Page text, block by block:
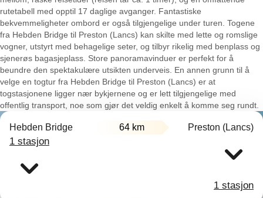
rutetabell med opptil 17 daglige avganger. Fantastiske
bekvemmeligheter ombord er også tilgjengelige under turen. Togene
fra Hebden Bridge til Preston (Lancs) kan skilte med lette og romslige
vogner, utstyrt med behagelige seter, og tilbyr rikelig med benplass og
sjenerøs bagasjeplass. Store panoramavinduer er perfekt for å
beundre den spektakulære utsikten underveis. En annen grunn til å
velge en togtur fra Hebden Bridge til Preston (Lancs) er at
togstasjonene ligger nær bykjernene og er lett tilgjengelige med
offentlig transport, noe som gjør det veldig enkelt å komme seg rundt.
Hebden Bridge 64 km Preston (Lancs)
1 stasjon
1 stasjon